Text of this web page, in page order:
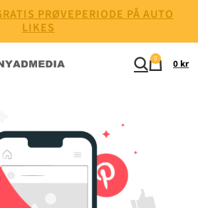
PRØVEPERIODE PÅ AUTO
LIKES
0 0kr